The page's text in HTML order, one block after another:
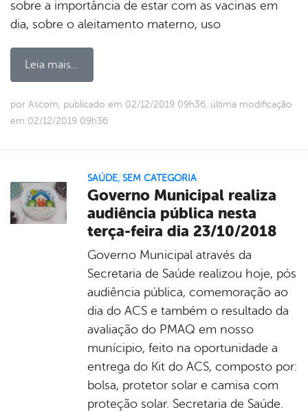
sobre a importância de estar com as vacinas em
dia, sobre o aleitamento materno, uso
Leia mais...
por Ascom, publicado em 02/12/2019 09h36, última modificação
em 02/12/2019 09h36
SAÚDE, SEM CATEGORIA
Governo Municipal realiza
audiência pública nesta
terça-feira dia 23/10/2018
Governo Municipal através da
Secretaria de Saúde realizou hoje, pós
audiência pública, comemoração ao
dia do ACS e também o resultado da
avaliação do PMAQ em nosso
munícipio, feito na oportunidade a
entrega do Kit do ACS, composto por:
bolsa, protetor solar e camisa com
proteção solar. Secretaria de Saúde.